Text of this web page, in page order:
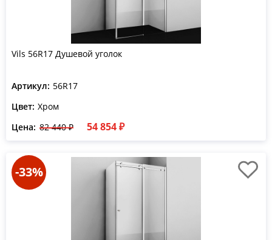
Vils 56R17 Душевой уголок
Артикул: 56R17
Цвет: Хром
Цена: 82 440 ₽ 54 854 ₽
-33%